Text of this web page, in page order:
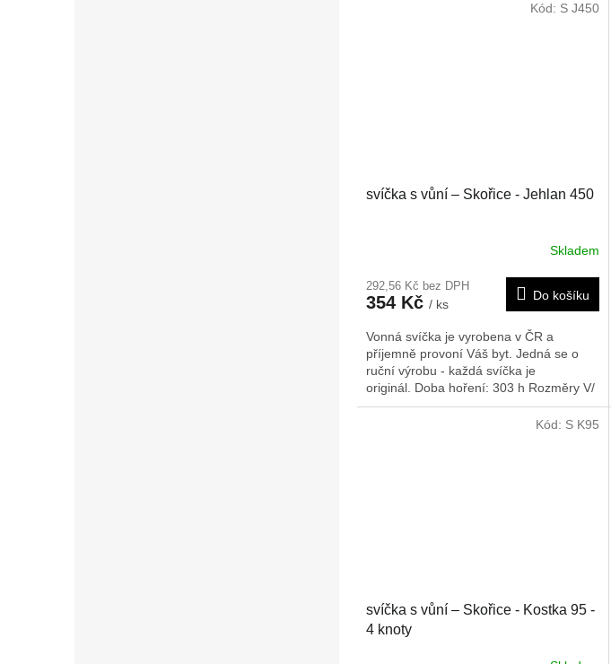
svíčka s vůní – Skořice - Jehlan 450
Skladem
292,56 Kč bez DPH
354 Kč / ks
Do košíku
Vonná svíčka je vyrobena v ČR a
příjemně provoní Váš byt. Jedná se o
ruční výrobu - každá svíčka je
originál. Doba hoření: 303 h Rozměry V/
Š/H: 450/120/120 mm
Kód: S J450
svíčka s vůní – Skořice - Kostka 95 -
4 knoty
Kód: S K95